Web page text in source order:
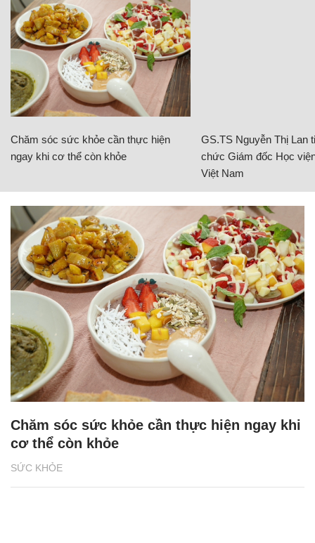
Chăm sóc sức khỏe cần thực hiện
ngay khi cơ thể còn khỏe
GS.TS Nguyễn Thị Lan
chức Giám đốc Học
Việt Nam
SỨC KHỎE
Chăm sóc sức khỏe cần thực hiện ngay khi
cơ thể còn khỏe